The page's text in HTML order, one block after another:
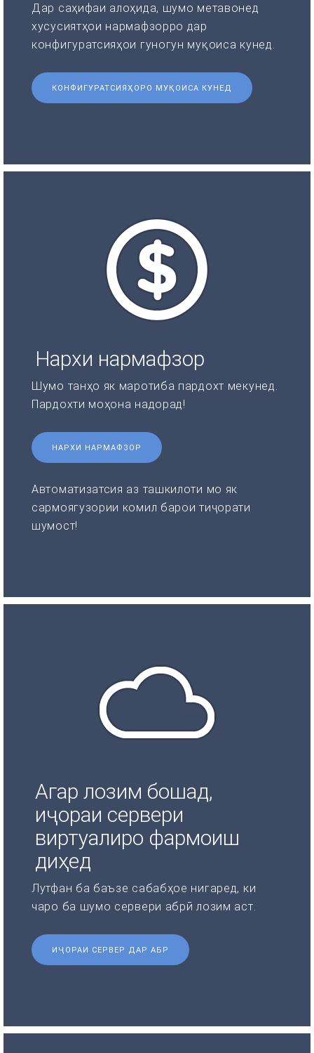
Дар саҳифаи алоҳида, шумо метавонед
хусусиятҳои нармафзорро дар
конфигуратсияҳои гуногун муқоиса кунед.
КОНФИГУРАТСИЯҲОРО МУҚОИСА КУНЕД
Нархи нармафзор
Шумо танҳо як маротиба пардохт мекунед.
Пардохти моҳона надорад!
НАРХИ НАРМАФЗОР
Автоматизатсия аз ташкилоти мо як
сармоягузории комил барои тиҷорати
шумост!
Агар лозим бошад,
иҷораи сервери
виртуалиро фармоиш
диҳед
Лутфан ба баъзе сабабҳое нигаред, ки
чаро ба шумо сервери абрӣ лозим аст.
ИҶОРАИ СЕРВЕР ДАР АБР